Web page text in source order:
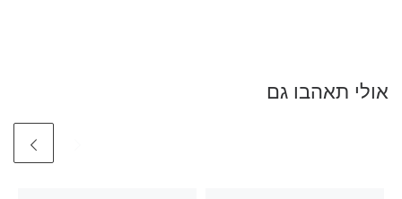
אולי תאהבו גם